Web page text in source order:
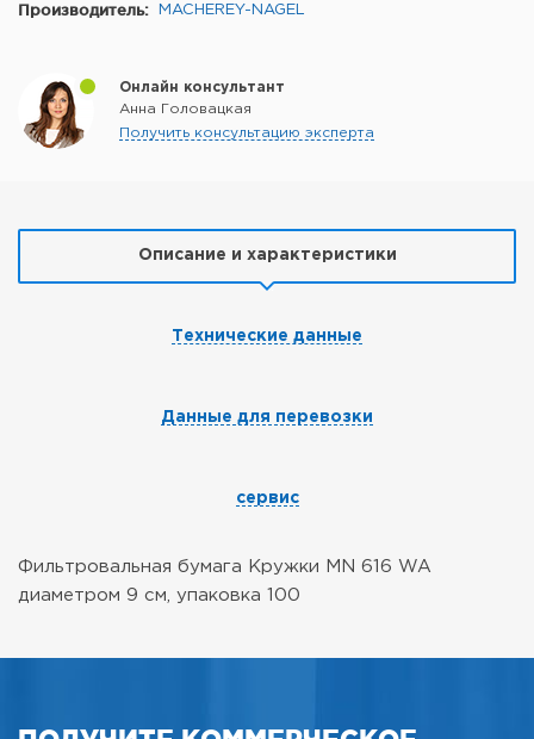
Производитель: MACHEREY-NAGEL
Онлайн консультант
Анна Головацкая
Получить консультацию эксперта
Описание и характеристики
Технические данные
Данные для перевозки
сервис
Фильтровальная бумага Кружки MN 616 WA
диаметром 9 см, упаковка 100